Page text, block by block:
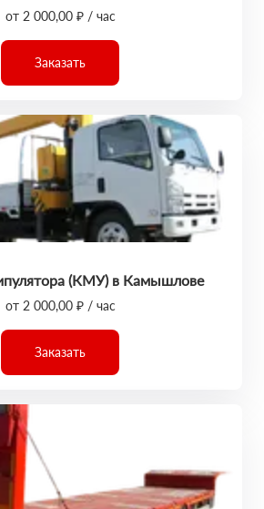
от 2 000,00 ₽ / час
Заказать
(КМУ) в Камышлове
от 2 000,00 ₽ / час
Заказать